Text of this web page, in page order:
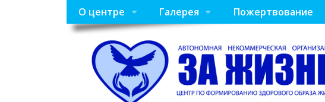
О центре Галерея Пожертвование